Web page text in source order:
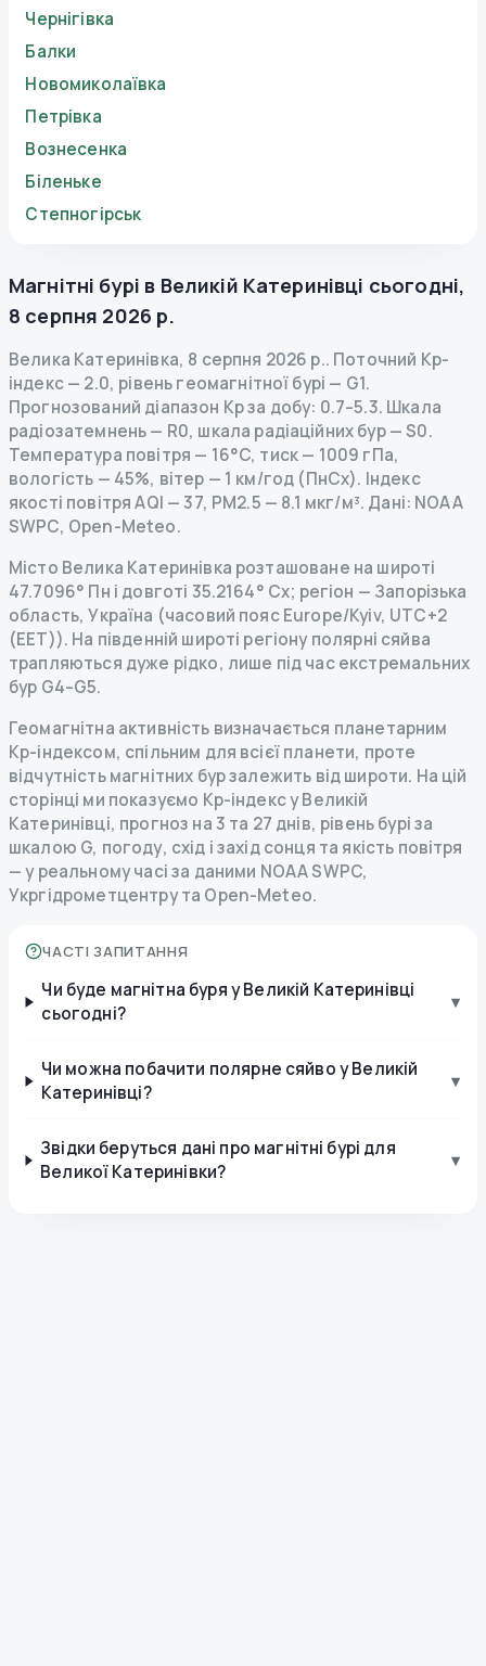
Чернігівка
Балки
Новомиколаївка
Петрівка
Вознесенка
Біленьке
Степногірськ
Магнітні бурі в Великій Катеринівці сьогодні,
8 серпня 2026 р.
Велика Катеринівка, 8 серпня 2026 р.. Поточний Kp-
індекс— 2.0, рівень геомагнітної бурі — G1.
Прогнозований діапазон Kp за добу: 0.7–5.3. Шкала
радіозатемнень— R0, шкала радіаційних бур— S0.
Температура повітря — 16°C, тиск — 1009 гПа,
вологість — 45%, вітер — 1 км/год (ПнСх). Індекс
якості повітря AQI — 37, PM2.5 — 8.1 мкг/м³. Дані: NOAA
SWPC, Open-Meteo.
Місто Велика Катеринівка розташоване на широті
47.7096° Пн і довготі 35.2164° Сх; регіон — Запорізька
область, Україна (часовий пояс Europe/Kyiv, UTC+2
(EET)). На південній широті регіону полярні сяйва
трапляються дуже рідко, лише під час екстремальних
бур G4–G5.
Геомагнітна активність визначається планетарним
Kp-індексом, спільним для всієї планети, проте
відчутність магнітних бур залежить від широти. На цій
сторінці ми показуємо Kp-індекс у Великій
Катеринівці, прогноз на 3 та 27 днів, рівень бурі за
шкалою G, погоду, схід і захід сонця та якість повітря
— у реальному часі за даними NOAA SWPC,
Укргідрометцентру та Open-Meteo.
ЧАСТІ ЗАПИТАННЯ
Чи буде магнітна буря у Великій Катеринівці
сьогодні?
▾
Чи можна побачити полярне сяйво у Великій
Катеринівці?
▾
Звідки беруться дані про магнітні бурі для
Великої Катеринівки?
▾